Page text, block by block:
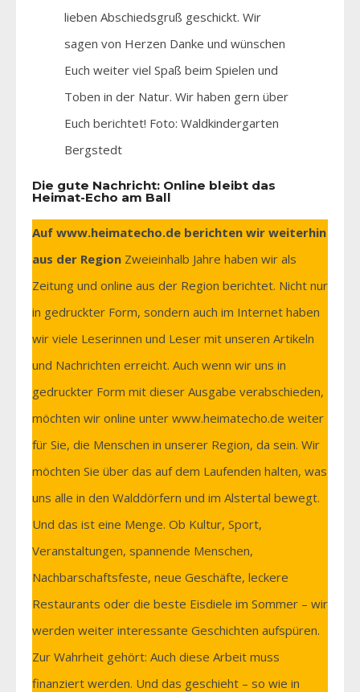
lieben Abschiedsgruß geschickt. Wir
sagen von Herzen Danke und wünschen
Euch weiter viel Spaß beim Spielen und
Toben in der Natur. Wir haben gern über
Euch berichtet! Foto: Waldkindergarten
Bergstedt
Die gute Nachricht: Online bleibt das
Heimat-Echo am Ball
Auf www.heimatecho.de berichten wir weiterhin
aus der Region Zweieinhalb Jahre haben wir als
Zeitung und online aus der Region berichtet. Nicht nur
in gedruckter Form, sondern auch im Internet haben
wir viele Leserinnen und Leser mit unseren Artikeln
und Nachrichten erreicht. Auch wenn wir uns in
gedruckter Form mit dieser Ausgabe verabschieden,
möchten wir online unter www.heimatecho.de weiter
für Sie, die Menschen in unserer Region, da sein. Wir
möchten Sie über das auf dem Laufenden halten, was
uns alle in den Walddörfern und im Alstertal bewegt.
Und das ist eine Menge. Ob Kultur, Sport,
Veranstaltungen, spannende Menschen,
Nachbarschaftsfeste, neue Geschäfte, leckere
Restaurants oder die beste Eisdiele im Sommer – wir
werden weiter interessante Geschichten aufspüren.
Zur Wahrheit gehört: Auch diese Arbeit muss
finanziert werden. Und das geschieht – so wie in